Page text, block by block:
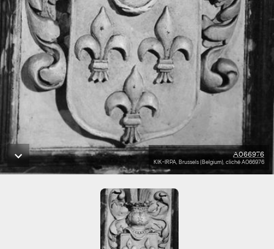
A066976
KIK-IRPA, Brussels (Belgium), cliché A066976